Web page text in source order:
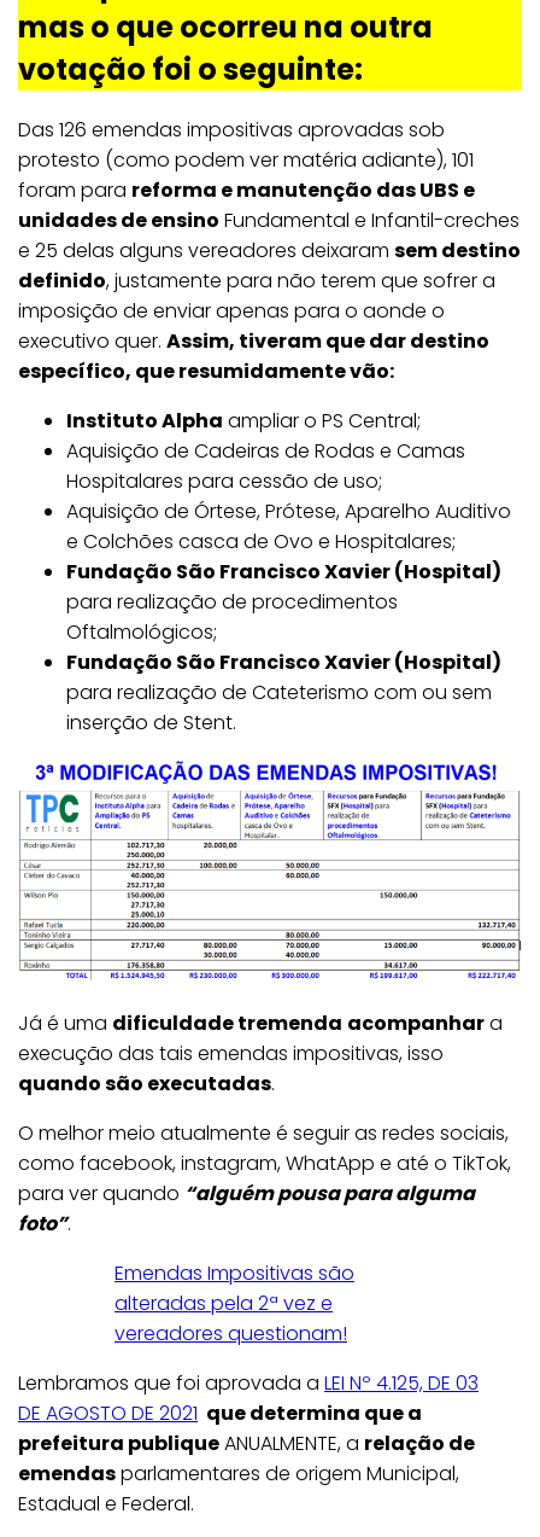
mas o que ocorreu na outra
votação foi o seguinte:
Das 126 emendas impositivas aprovadas sob
protesto (como podem ver matéria adiante), 101
foram para reforma e manutenção das UBS e
unidades de ensino Fundamental e Infantil-creches
e 25 delas alguns vereadores deixaram sem destino
definido, justamente para não terem que sofrer a
imposição de enviar apenas para o aonde o
executivo quer. Assim, tiveram que dar destino
específico, que resumidamente vão:
Instituto Alpha ampliar o PS Central;
Aquisição de Cadeiras de Rodas e Camas
Hospitalares para cessão de uso;
Aquisição de Órtese, Prótese, Aparelho Auditivo
e Colchões casca de Ovo e Hospitalares;
Fundação São Francisco Xavier (Hospital)
para realização de procedimentos
Oftalmológicos;
Fundação São Francisco Xavier (Hospital)
para realização de Cateterismo com ou sem
inserção de Stent.
Já é uma dificuldade tremenda acompanhara
execução das tais emendas impositivas, isso
quando são executadas.
O melhor meio atualmente é seguir as redes sociais,
como facebook, instagram, WhatApp e até o TikTok,
para ver quando “alguém pousa para alguma
foto”.
Emendas Impositivas são
alteradas pela 2ª vez e
vereadores questionam!
Lembramos que foi aprovada a LEI Nº 4.125, DE 03
DE AGOSTO DE 2021 que determina que a
prefeitura publiqueANUALMENTE, a relação de
emendasparlamentares de origem Municipal,
Estadual e Federal.